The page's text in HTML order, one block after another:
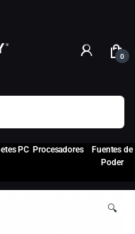
0
PC Procesadores
Fuentes de
Poder
🔍